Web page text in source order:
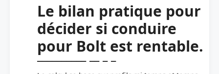
Le bilan pratique pour
décider si conduire
pour Bolt est rentable.